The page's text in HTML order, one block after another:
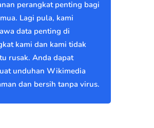
perangkat penting bagi
Lagi pula, kami
data penting di
kami dan kami tidak
rusak. Anda dapat
unduhan Wikimedia
dan bersih tanpa virus.